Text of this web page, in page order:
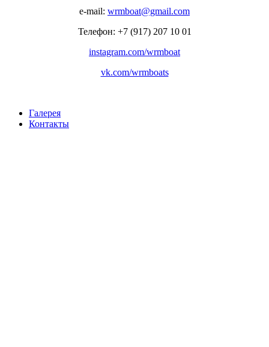
e-mail: wrmboat@gmail.com
Телефон: +7 (917) 207 10 01
instagram.com/wrmboat
vk.com/wrmboats
Галерея
Контакты